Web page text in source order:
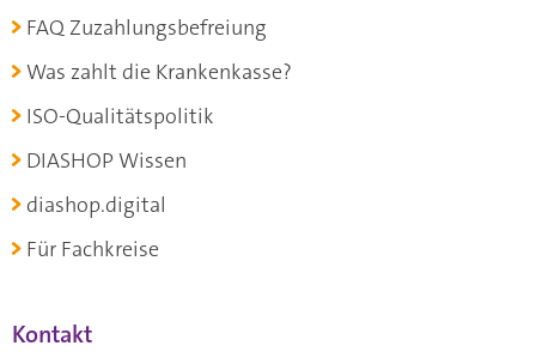
FAQ Zuzahlungsbefreiung
Was zahlt die Krankenkasse?
ISO-Qualitätspolitik
DIASHOP Wissen
diashop.digital
Für Fachkreise
Kontakt